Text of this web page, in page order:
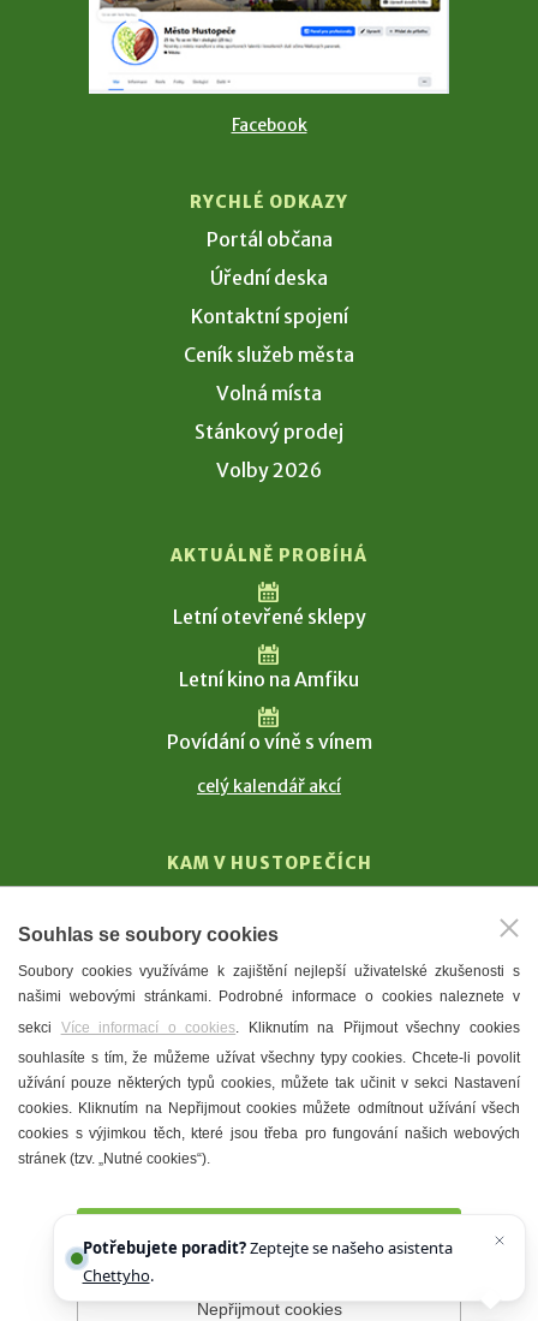
Facebook
RYCHLÉ ODKAZY
Portál občana
Úřední deska
Kontaktní spojení
Ceník služeb města
Volná místa
Stánkový prodej
Volby 2026
AKTUÁLNĚ PROBÍHÁ
Letní otevřené sklepy
Letní kino na Amfiku
Povídání o víně s vínem
celý kalendář akcí
KAM V HUSTOPEČÍCH
T. G. Masaryk
Mandloně
Ubytování
Restaurace
Městské muzeum a galerie
Denní meníčka
Prohlášení o přístupnosti Správce webu
Souhlas se soubory cookies
Soubory cookies využíváme k zajištění nejlepší uživatelské zkušenosti s
našimi webovými stránkami. Podrobné informace o cookies naleznete v
sekci Více informací o cookies. Kliknutím na Přijmout všechny cookies
souhlasíte s tím, že můžeme užívat všechny typy cookies. Chcete-li povolit
užívání pouze některých typů cookies, můžete tak učinit v sekci Nastavení
cookies. Kliknutím na Nepřijmout cookies můžete odmítnout užívání všech
cookies s výjimkou těch, které jsou třeba pro fungování našich webových
stránek (tzv. „Nutné cookies“).
Nepřijmout cookies
Potřebujete poradit?Zeptejte se našeho asistenta
Chettyho.